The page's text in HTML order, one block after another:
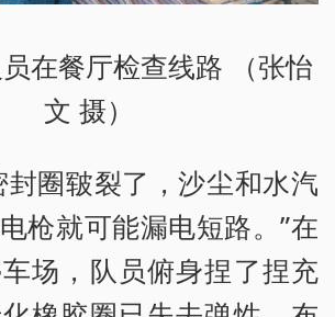
在餐厅检查线路 （张怡
文 摄）
封圈皲裂了，沙尘和水汽
枪就可能漏电短路。”在
场，队员俯身捏了捏充